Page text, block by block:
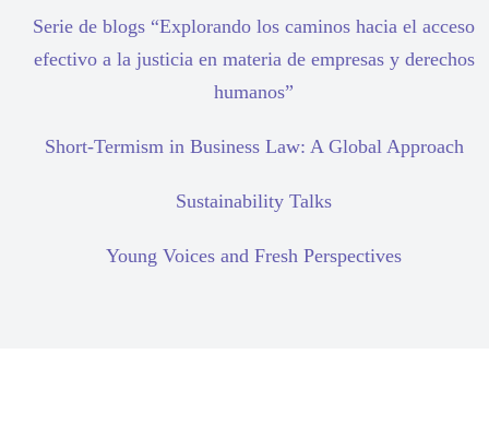
Serie de blogs “Explorando los caminos hacia el acceso
efectivo a la justicia en materia de empresas y derechos
humanos”
Short-Termism in Business Law: A Global Approach
Sustainability Talks
Young Voices and Fresh Perspectives